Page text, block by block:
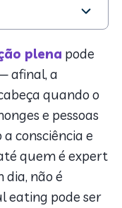
eating?
plena pode
afinal, a
quando o
e pessoas
consciência e
quem é expert
não é
eating pode ser